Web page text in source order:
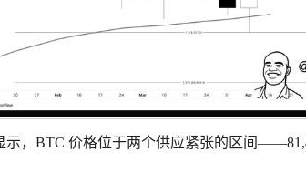
示，BTC 价格位于两个供应紧张的区间